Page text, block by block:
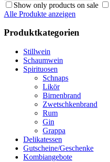
Show only products on sale
Alle Produkte anzeigen
Produktkategorien
Stillwein
Schaumwein
Spirituosen
Schnaps
Likör
Birnenbrand
Zwetschkenbrand
Rum
Gin
Grappa
Delikatessen
Gutscheine/Geschenke
Kombiangebote